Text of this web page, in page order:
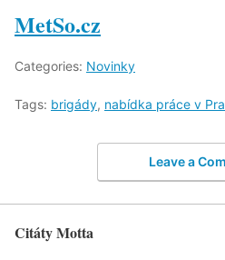
MetSo.cz
Categories: Novinky
Tags: brigády, nabídka práce v
Leave a
Citáty Motta